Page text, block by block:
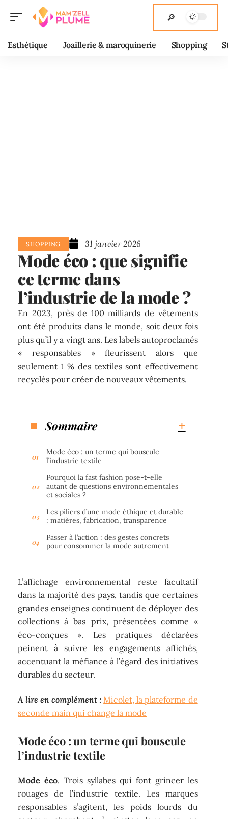
Esthétique Joaillerie & maroquinerie Shopping
SHOPPING 31 janvier 2026
Mode éco : que signifie
ce terme dans
l’industrie de la mode ?
En 2023, près de 100 milliards de vêtements
ont été produits dans le monde, soit deux fois
plus qu’il y a vingt ans. Les labels autoproclamés
« responsables » fleurissent alors que
seulement 1 % des textiles sont effectivement
recyclés pour créer de nouveaux vêtements.
Sommaire
Mode éco : un terme qui bouscule
l’industrie textile
Pourquoi la fast fashion pose-t-elle
autant de questions environnementales
et sociales ?
Les piliers d’une mode éthique et durable
: matières, fabrication, transparence
Passer à l’action : des gestes concrets
pour consommer la mode autrement
L’affichage environnemental reste facultatif
dans la majorité des pays, tandis que certaines
grandes enseignes continuent de déployer des
collections à bas prix, présentées comme «
éco-conçues ». Les pratiques déclarées
peinent à suivre les engagements affichés,
accentuant la méfiance à l’égard des initiatives
durables du secteur.
A lire en complément : Micolet, la plateforme de
seconde main qui change la mode
Mode éco : un terme qui bouscule
l’industrie textile
Mode éco. Trois syllabes qui font grincer les
rouages de l’industrie textile. Les marques
responsables s’agitent, les poids lourds du